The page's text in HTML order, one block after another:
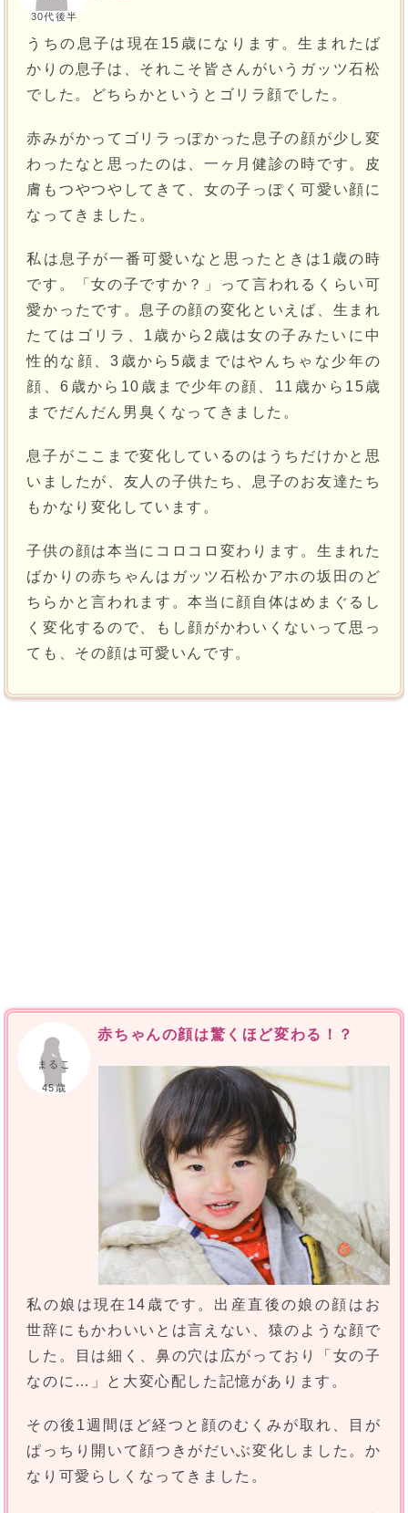
30代後半
うちの息子は現在15歳になります。生まれたば
かりの息子は、それこそ皆さんがいうガッツ石松
でした。どちらかというとゴリラ顔でした。
赤みがかってゴリラっぽかった息子の顔が少し変
わったなと思ったのは、一ヶ月健診の時です。皮
膚もつやつやしてきて、女の子っぽく可愛い顔に
なってきました。
私は息子が一番可愛いなと思ったときは1歳の時
です。「女の子ですか？」って言われるくらい可
愛かったです。息子の顔の変化といえば、生まれ
たてはゴリラ、1歳から2歳は女の子みたいに中
性的な顔、3歳から5歳まではやんちゃな少年の
顔、6歳から10歳まで少年の顔、11歳から15歳
までだんだん男臭くなってきました。
息子がここまで変化しているのはうちだけかと思
いましたが、友人の子供たち、息子のお友達たち
もかなり変化しています。
子供の顔は本当にコロコロ変わります。生まれた
ばかりの赤ちゃんはガッツ石松かアホの坂田のど
ちらかと言われます。本当に顔自体はめまぐるし
く変化するので、もし顔がかわいくないって思っ
ても、その顔は可愛いんです。
まるこ
45歳
赤ちゃんの顔は驚くほど変わる！？
私の娘は現在14歳です。出産直後の娘の顔はお
世辞にもかわいいとは言えない、猿のような顔で
した。目は細く、鼻の穴は広がっており「女の子
なのに…」と大変心配した記憶があります。
その後1週間ほど経つと顔のむくみが取れ、目が
ぱっちり開いて顔つきがだいぶ変化しました。か
なり可愛らしくなってきました。